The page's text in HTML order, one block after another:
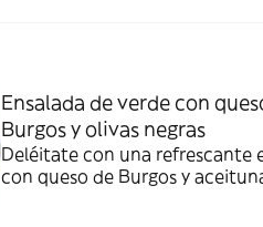
Ensalada de verde con
Burgos y olivas negras
Deléitate con una refrescante
con queso de Burgos y